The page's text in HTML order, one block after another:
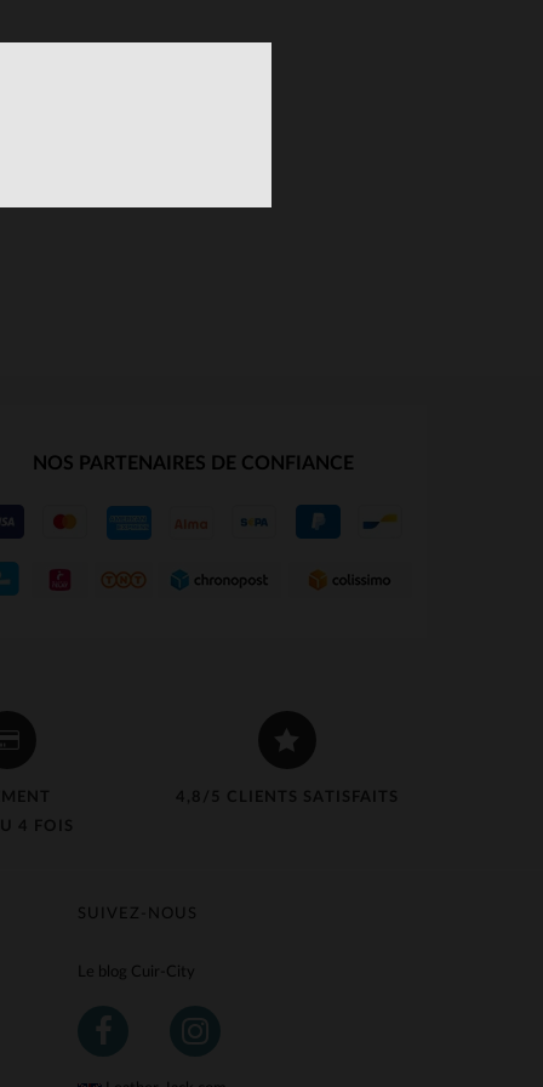
4 FOIS
4,8/5 CLIENTS SATISFAITS
NOS PARTENAIRES DE CONFIANCE
SUIVEZ-NOUS
Le blog Cuir-City